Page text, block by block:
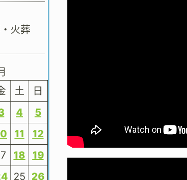
火葬
土
日
4
5
11
12
18
19
25 26